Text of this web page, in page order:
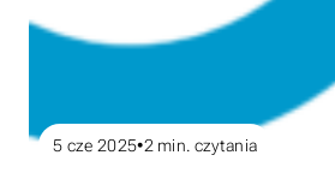
5 cze 2025 2min. czytania